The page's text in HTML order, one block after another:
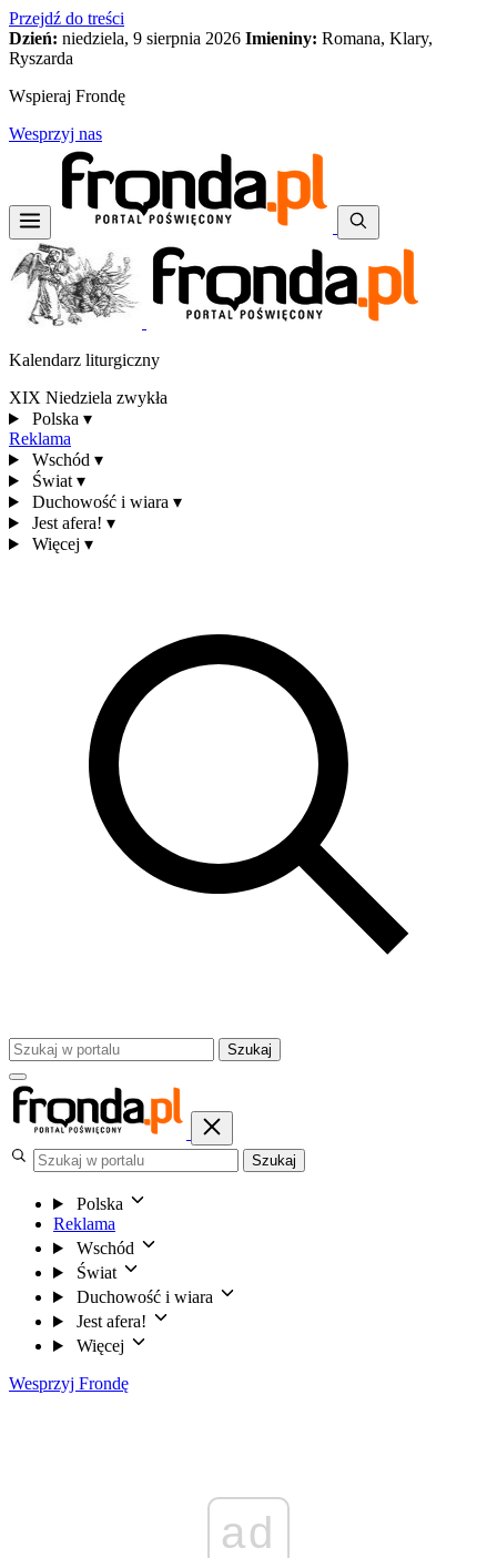
Przejdź do treści
Dzień: niedziela, 9 sierpnia 2026 Imieniny: Romana, Klary,
Ryszarda
Wspieraj Frondę
Wesprzyj nas
Kalendarz liturgiczny
XIX Niedziela zwykła
Polska ▾
Reklama
Wschód ▾
Świat ▾
Duchowość i wiara ▾
Jest afera! ▾
Więcej ▾
Szukaj
Szukaj
Polska
Reklama
Wschód
Świat
Duchowość i wiara
Jest afera!
Więcej
Wesprzyj Frondę
ad